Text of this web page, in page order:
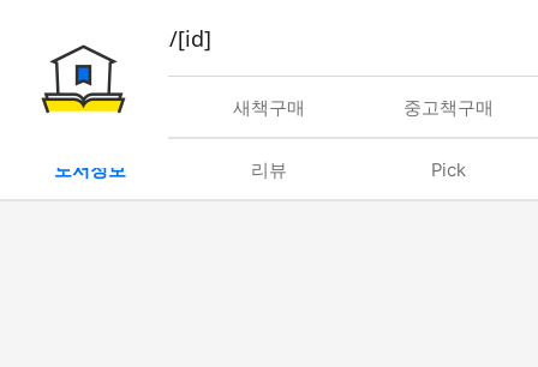
book/rent/[id]
대여 새책구매 중고책구매
도서정보 리뷰 Pick